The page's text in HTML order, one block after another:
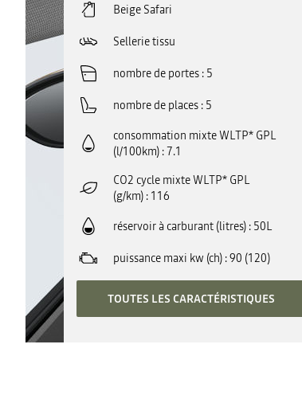
Beige Safari
Sellerie tissu
nombre de portes 5
nombre de places 5
consommation mixte WLTP* GPL
(l/100km) 7.1
CO2 cycle mixte WLTP* GPL
(g/km) 116
réservoir à carburant (litres) 50L
puissance maxi kw (ch) 90 (120)
TOUTES LES CARACTÉRISTIQUES